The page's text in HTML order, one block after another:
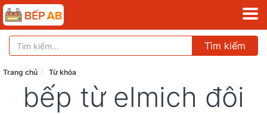
Tìm kiếm
Trang chủ Từ khóa
bếp từ elmich đôi